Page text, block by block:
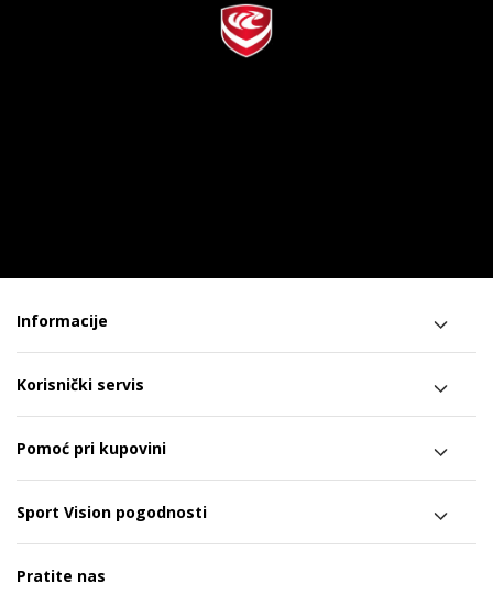
Informacije
Korisnički servis
Pomoć pri kupovini
Sport Vision pogodnosti
Pratite nas